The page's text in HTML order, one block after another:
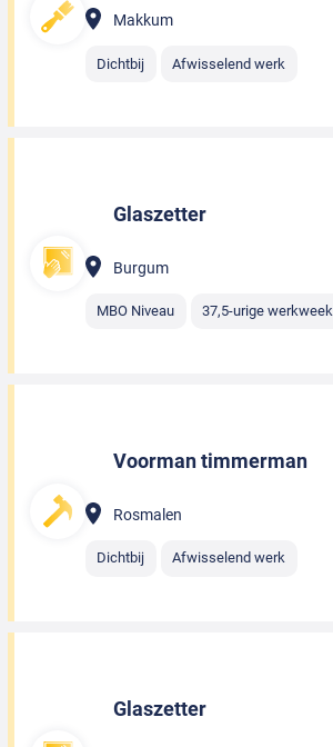
Makkum
Dichtbij Afwisselend werk
Glaszetter
Burgum
MBO Niveau 37,5-urige werkweek
Voorman timmerman
Rosmalen
Dichtbij Afwisselend werk
Glaszetter